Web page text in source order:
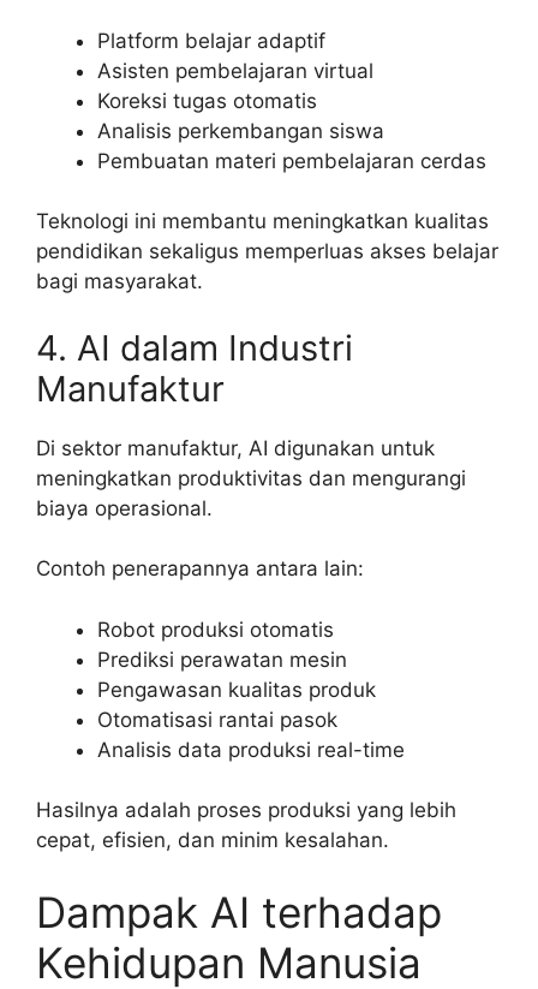
Platform belajar adaptif
Asisten pembelajaran virtual
Koreksi tugas otomatis
Analisis perkembangan siswa
Pembuatan materi pembelajaran cerdas
Teknologi ini membantu meningkatkan kualitas
pendidikan sekaligus memperluas akses belajar
bagi masyarakat.
4. AI dalam Industri
Manufaktur
Di sektor manufaktur, AI digunakan untuk
meningkatkan produktivitas dan mengurangi
biaya operasional.
Contoh penerapannya antara lain:
Robot produksi otomatis
Prediksi perawatan mesin
Pengawasan kualitas produk
Otomatisasi rantai pasok
Analisis data produksi real-time
Hasilnya adalah proses produksi yang lebih
cepat, efisien, dan minim kesalahan.
Dampak AI terhadap
Kehidupan Manusia